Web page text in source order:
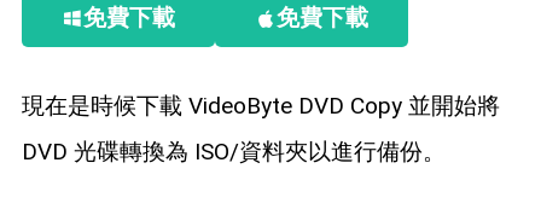
免費下載 免費下載
現在是時候下載 VideoByte DVD Copy 並開始將
DVD 光碟轉換為 ISO/資料夾以進行備份。